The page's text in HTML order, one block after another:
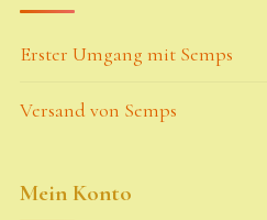
Erster Umgang mit Semps
Versand von Semps
Mein Konto